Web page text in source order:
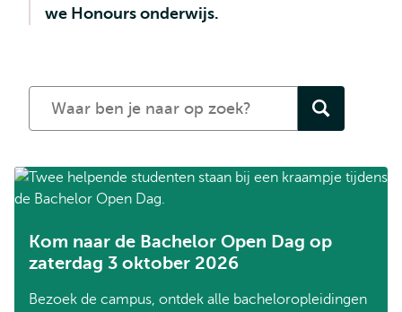
we Honours onderwijs.
Kom naar de Bachelor Open Dag op
zaterdag 3 oktober 2026
Bezoek de campus, ontdek alle bacheloropleidingen